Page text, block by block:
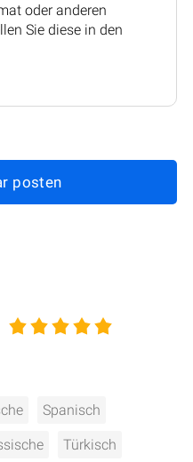
oder anderen
Sie diese in den
posten
Spanisch
Türkisch